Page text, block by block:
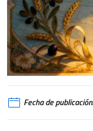
Fecha de publicación: